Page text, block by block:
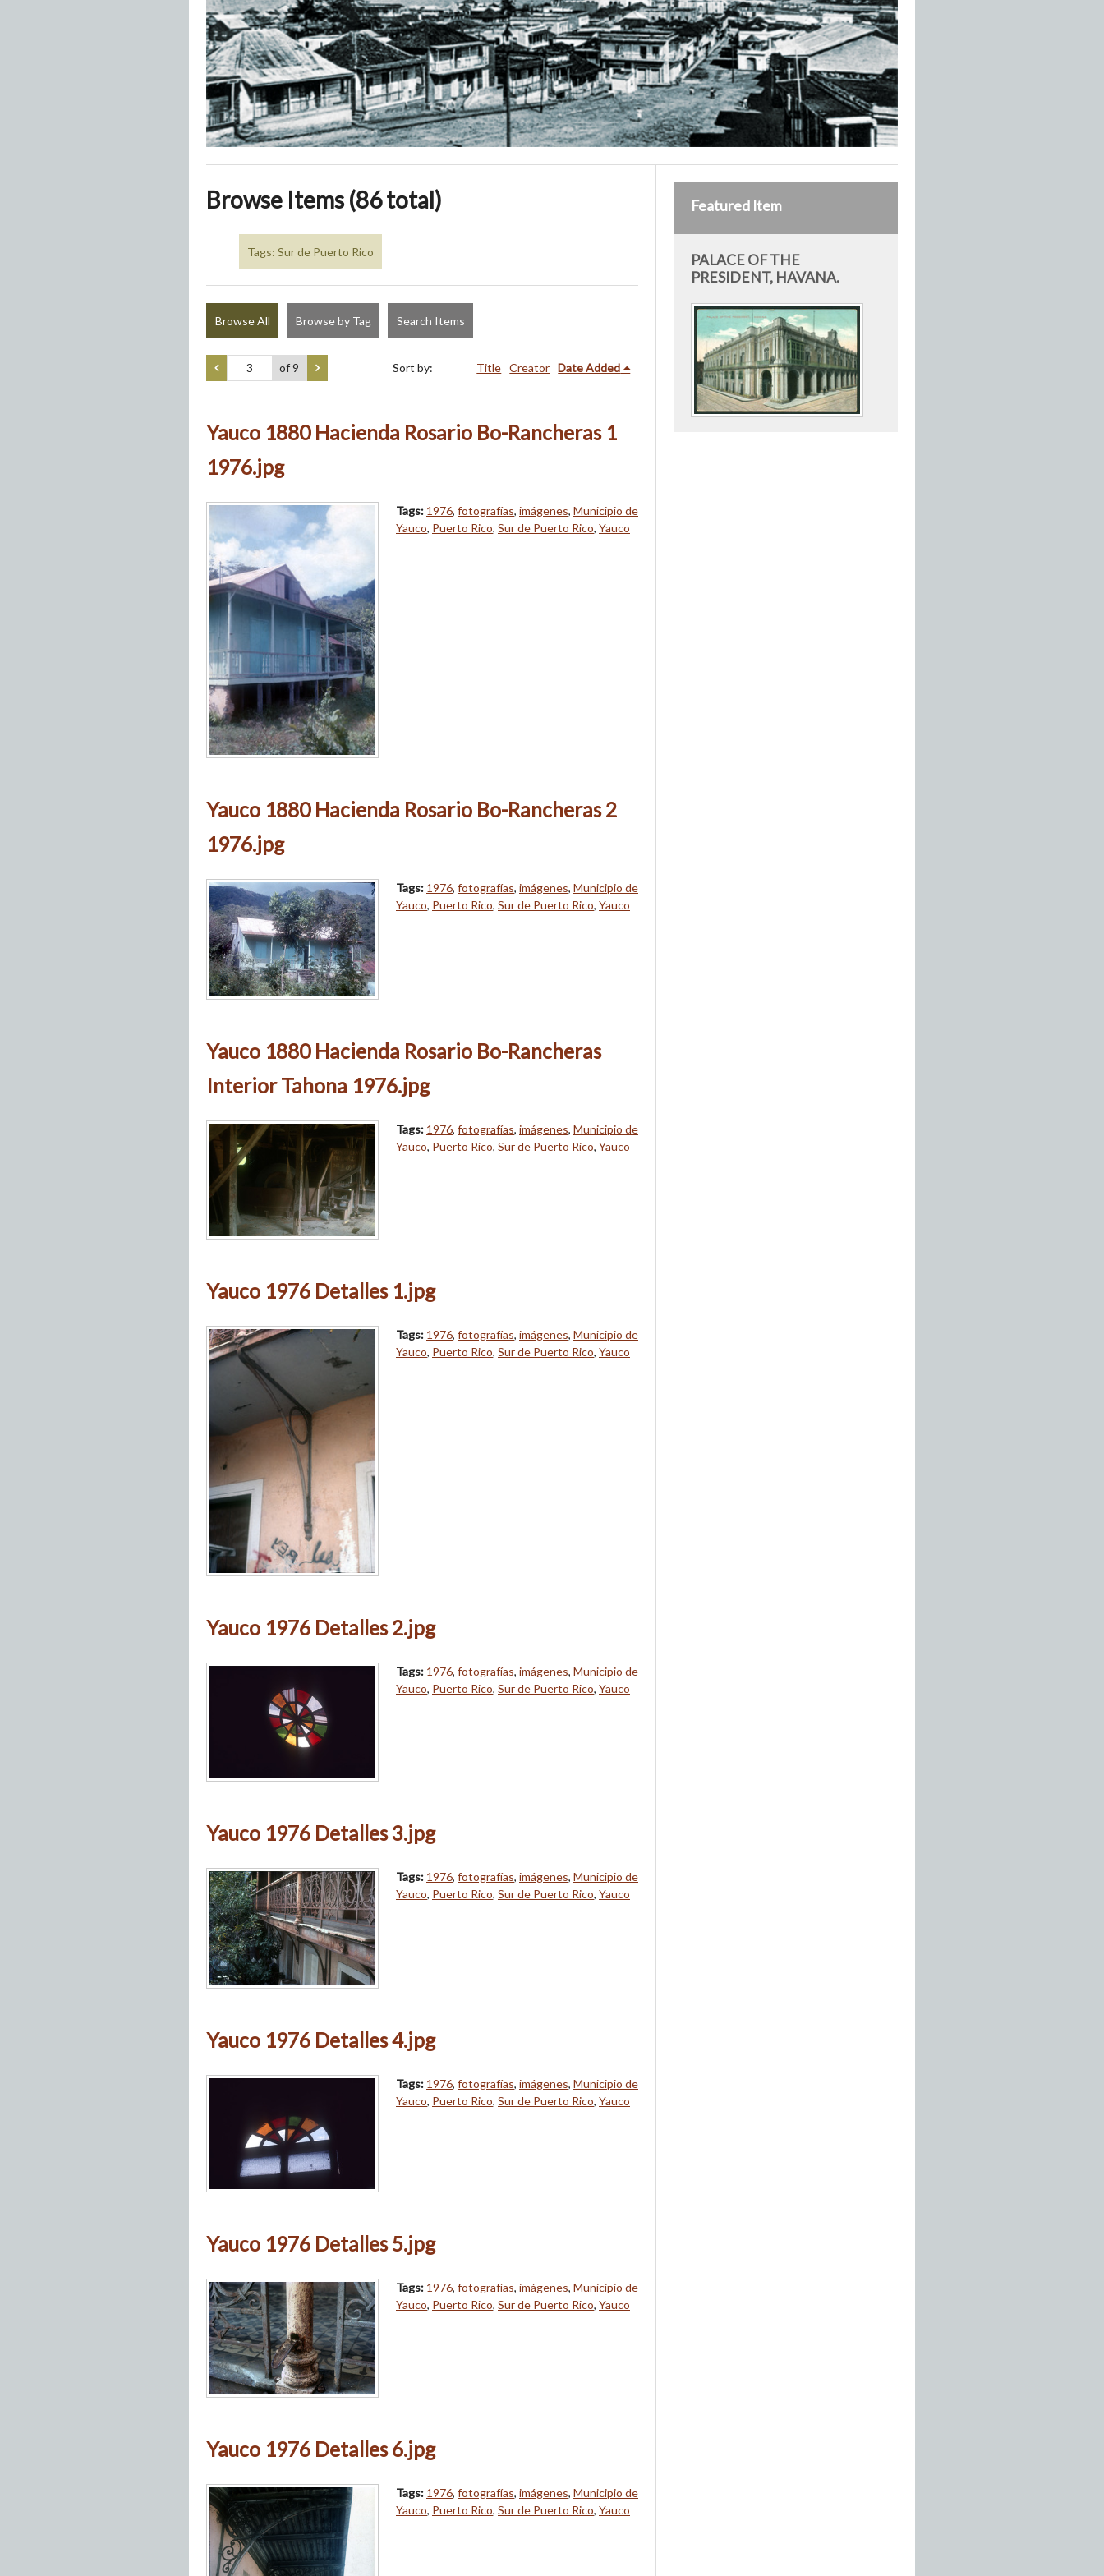
Browse Items (86 total)
Tags: Sur de Puerto Rico
Browse All Browse by Tag Search Items
of 9 Sort by: Title Creator Date Added
Yauco 1880 Hacienda Rosario Bo-Rancheras 1
1976.jpg
Tags: 1976, fotografías, imágenes, Municipio de
Yauco, Puerto Rico, Sur de Puerto Rico, Yauco
Yauco 1880 Hacienda Rosario Bo-Rancheras 2
1976.jpg
Tags: 1976, fotografías, imágenes, Municipio de
Yauco, Puerto Rico, Sur de Puerto Rico, Yauco
Yauco 1880 Hacienda Rosario Bo-Rancheras
Interior Tahona 1976.jpg
Tags: 1976, fotografías, imágenes, Municipio de
Yauco, Puerto Rico, Sur de Puerto Rico, Yauco
Yauco 1976 Detalles 1.jpg
Tags: 1976, fotografías, imágenes, Municipio de
Yauco, Puerto Rico, Sur de Puerto Rico, Yauco
Yauco 1976 Detalles 2.jpg
Tags: 1976, fotografías, imágenes, Municipio de
Yauco, Puerto Rico, Sur de Puerto Rico, Yauco
Yauco 1976 Detalles 3.jpg
Tags: 1976, fotografías, imágenes, Municipio de
Yauco, Puerto Rico, Sur de Puerto Rico, Yauco
Yauco 1976 Detalles 4.jpg
Tags: 1976, fotografías, imágenes, Municipio de
Yauco, Puerto Rico, Sur de Puerto Rico, Yauco
Yauco 1976 Detalles 5.jpg
Tags: 1976, fotografías, imágenes, Municipio de
Yauco, Puerto Rico, Sur de Puerto Rico, Yauco
Yauco 1976 Detalles 6.jpg
Tags: 1976, fotografías, imágenes, Municipio de
Yauco, Puerto Rico, Sur de Puerto Rico, Yauco
Featured Item
PALACE OF THE
PRESIDENT, HAVANA.